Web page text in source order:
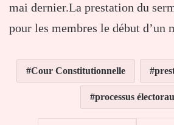
mai dernier.La prestation du
pour les membres le début d’un
Cour Constitutionnelle
processus